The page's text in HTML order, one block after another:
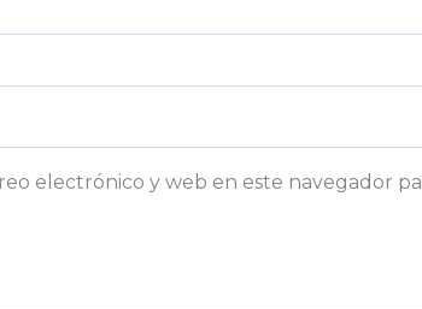
electrónico y web en este navegador